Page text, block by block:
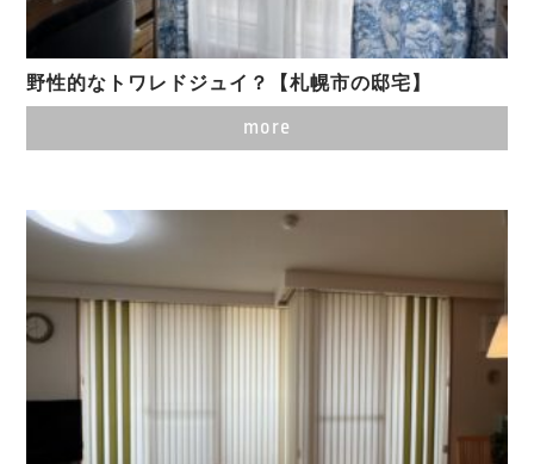
野性的なトワレドジュイ？【札幌市の邸宅】
more